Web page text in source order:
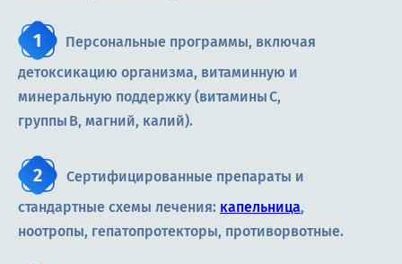
Персональные программы, включая
детоксикацию организма, витаминную и
минеральную поддержку (витамины C,
группы B, магний, калий).
Сертифицированные препараты и
стандартные схемы лечения: капельница,
ноотропы, гепатопротекторы, противорвотные.